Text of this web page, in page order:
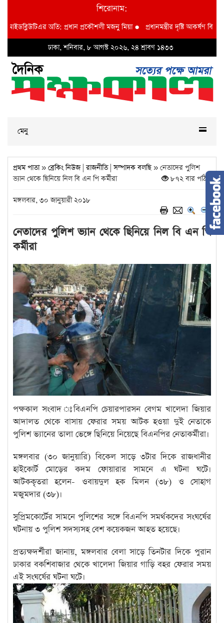
শিরোনাম:
অতি: প্রধান প্রকৌশলী মজনু মিয়া●প্রধানমন্ত্রীর দৃষ্টি আকর্ষণ বি আই
ঢাকা, শনিবার, ৮ আগস্ট ২০২৬, ২৪ শ্রাবণ ১৪৩৩
মেনু
প্রথম পাতা» ব্রেকিং নিউজ|রাজনীতি|সম্পাদক বলছি» নেতাদের পুলিশ
ভ্যান থেকে ছিনিয়ে নিল বি এন পি কর্মীরা
৮৭২ বার পঠিত
মঙ্গলবার, ৩০ জানুয়ারী ২০১৮
নেতাদের পুলিশ ভ্যান থেকে ছিনিয়ে নিল বি এন পি
কর্মীরা
পক্ষকাল সংবাদ ঃবিএনপি চেয়ারপারসন বেগম খালেদা জিয়ার
আদালত থেকে বাসায় ফেরার সময় আটক হওয়া দুই নেতাকে
পুলিশ ভ্যানের তালা ভেঙ্গে ছিনিয়ে নিয়েছে বিএনপির নেতাকর্মীরা।
মঙ্গলবার (৩০ জানুয়ারি) বিকেল সাড়ে ৩টার দিকে রাজধানীর
হাইকোর্ট মোড়ের কদম ফোয়ারার সামনে এ ঘটনা ঘটে।
আটককৃতরা হলেন- ওবায়দুল হক মিলন (৩৮) ও সোহাগ
মজুমদার (৩৮)।
সুপ্রিমকোর্টের সামনে পুলিশের সঙ্গে বিএনপি সমর্থকদের সংঘর্ষের
ঘটনায় ৩ পুলিশ সদস্যসহ বেশ কয়েকজন আহত হয়েছে।
প্রত্যক্ষদর্শীরা জানায়, মঙ্গলবার বেলা সাড়ে তিনটার দিকে পুরান
ঢাকার বকশিবাজার থেকে খালেদা জিয়ার গাড়ি বহর ফেরার সময়
এই সংঘর্ষের ঘটনা ঘটে।